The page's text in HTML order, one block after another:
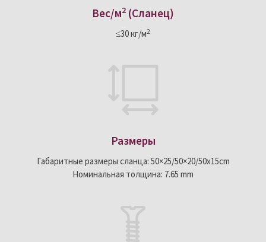
Вес/м2 (Сланец)
≤30 кг/м2
Размеры
Габаритные размеры сланца: 50×25/50×20/50x15cm
Номинальная толщина: 7.65 mm